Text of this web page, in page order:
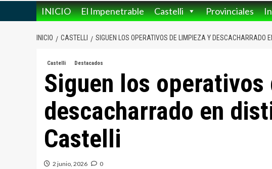
INICIO El Impenetrable Castelli Provinciales
INICIO CASTELLI SIGUEN LOS OPERATIVOS DE LIMPIEZA Y DESCACHARRADO
Castelli Destacados
Siguen los
descacharrado en
Castelli
2 junio, 2026 0